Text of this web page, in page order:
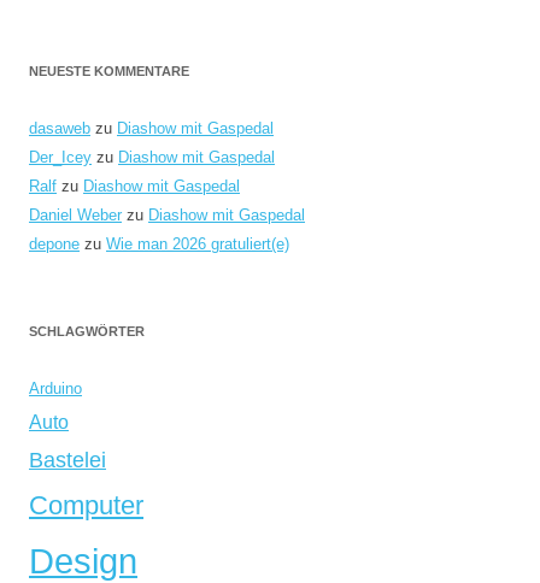
NEUESTE KOMMENTARE
dasaweb zu Diashow mit Gaspedal
Der_Icey zu Diashow mit Gaspedal
Ralf zu Diashow mit Gaspedal
Daniel Weber zu Diashow mit Gaspedal
depone zu Wie man 2026 gratuliert(e)
SCHLAGWÖRTER
Arduino
Auto
Bastelei
Computer
Design